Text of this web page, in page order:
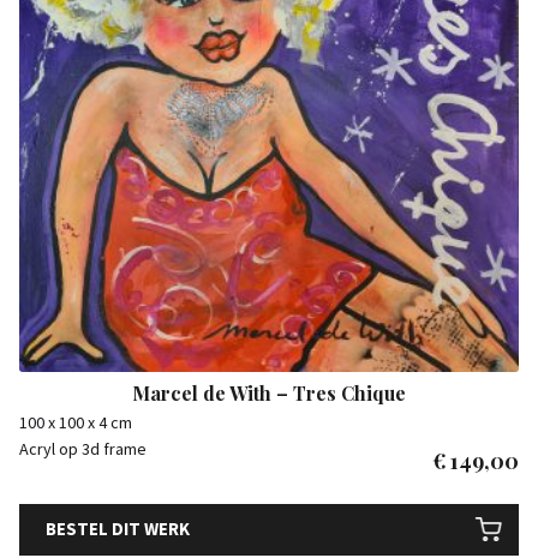
Marcel de With – Tres Chique
100 x 100 x 4 cm
Acryl op 3d frame
€149,00
BESTEL DIT WERK